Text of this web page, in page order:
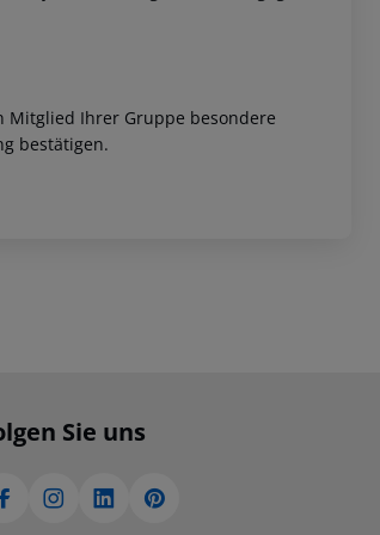
Mitglied Ihrer Gruppe besondere
bestätigen.
Sie uns